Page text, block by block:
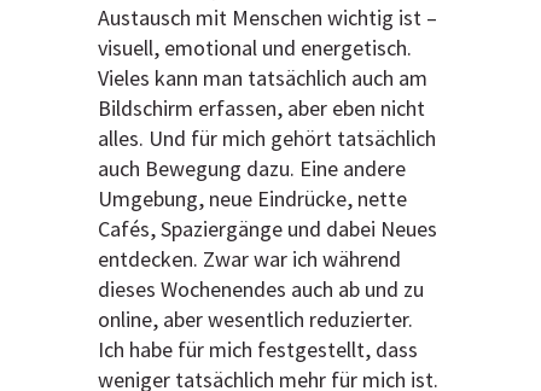
Austausch mit Menschen wichtig ist –
visuell, emotional und energetisch.
Vieles kann man tatsächlich auch am
Bildschirm erfassen, aber eben nicht
alles. Und für mich gehört tatsächlich
auch Bewegung dazu. Eine andere
Umgebung, neue Eindrücke, nette
Cafés, Spaziergänge und dabei Neues
entdecken. Zwar war ich während
dieses Wochenendes auch ab und zu
online, aber wesentlich reduzierter.
Ich habe für mich festgestellt, dass
weniger tatsächlich mehr für mich ist.